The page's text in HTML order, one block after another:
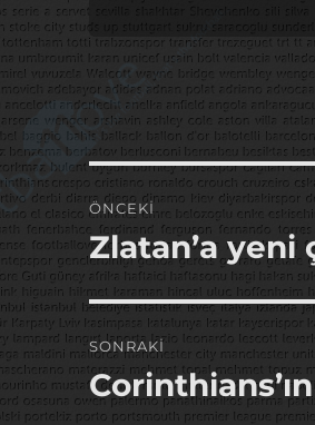
Yazı
gezinmesi
ÖNCEKI
Önceki
yazı:
Zlatan’a yeni
SONRAKI
Sonraki
yazı: